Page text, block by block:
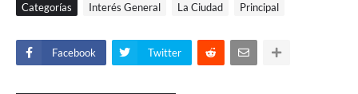
Categorías Interés General La Ciudad Principal
Facebook Twitter